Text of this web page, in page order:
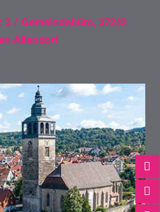
/ Gemeindebüro, 37242
Allendorf